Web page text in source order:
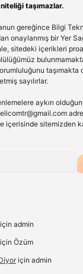
taşımazlar.
gereğince Bilgi
onaylanmış bir Yer
sitedeki içerikleri
sayılırlar.
aykırı
içerisinde sitemizden
için admin
için Özüm
için admin